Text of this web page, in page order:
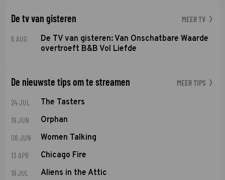
De tv van gisteren MEER TV
6 AUG
De TV van gisteren: Van Onschatbare Waarde
overtroeft B&B Vol Liefde
De nieuwste tips om te streamen MEER TIPS
24 JUL The Tasters
19 JUN Orphan
08 JUN Women Talking
13 APR Chicago Fire
19 JUL Aliens in the Attic